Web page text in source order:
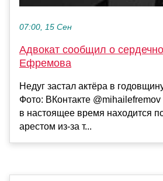
07:00, 15 Сен
Адвокат сообщил о
Ефремова
Недуг застал актёра в
Фото: ВКонтакте
в настоящее время находится
арестом из-за т...